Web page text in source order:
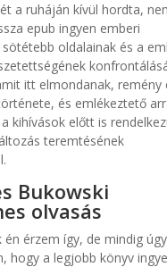
a ruháján kívül hordta,
epub ingyen emberi
oldalainak és a
itt elmondanak, remény
és emlékeztető
kihívások előtt is
teremtésének
Bukowski
olvasás
én érzem így, de mindig úgy
hogy a legjobb könyv